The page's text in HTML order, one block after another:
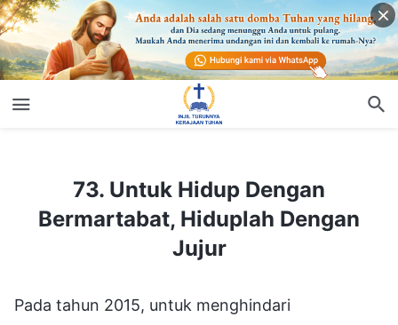
73. Untuk Hidup Dengan
Bermartabat, Hiduplah Dengan
Jujur
Pada tahun 2015, untuk menghindari